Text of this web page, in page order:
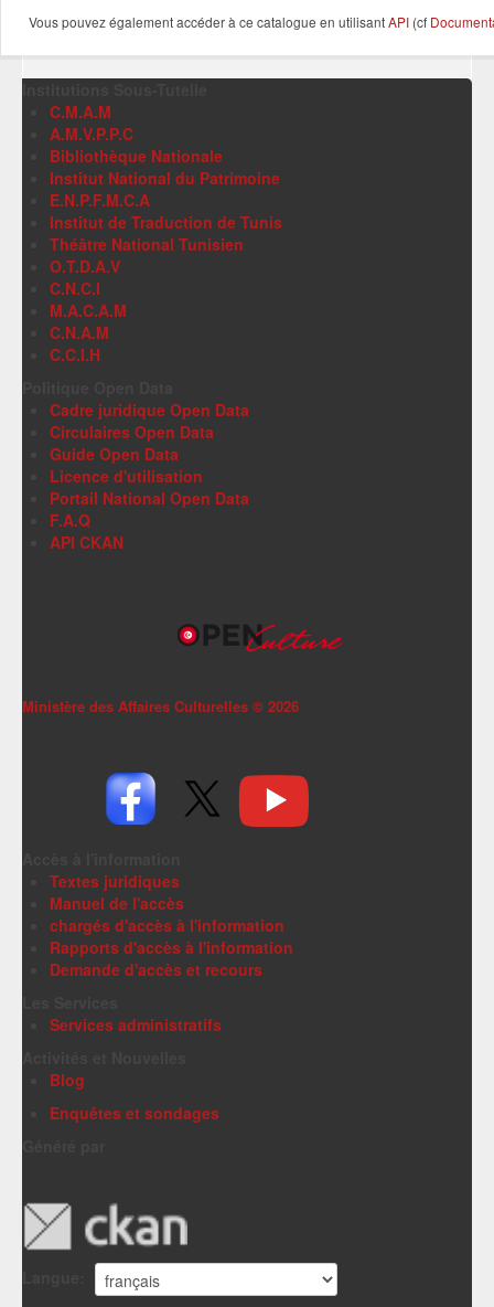
Vous pouvez également accéder à ce catalogue en utilisantAPI (cf
C.M.A.M
A.M.V.P.P.C
Bibliothèque Nationale
Institut National du Patrimoine
E.N.P.F.M.C.A
Institut de Traduction de Tunis
Théâtre National Tunisien
O.T.D.A.V
C.N.C.I
M.A.C.A.M
C.N.A.M
C.C.I.H
Cadre juridique Open Data
Circulaires Open Data
Guide Open Data
Licence d'utilisation
Portail National Open Data
F.A.Q
API CKAN
Ministère des Affaires Culturelles © 2026
Textes juridiques
Manuel de l'accès
chargés d'accès à l'information
Rapports d'accès à l'information
Demande d'accès et recours
Services administratifs
Blog
Enquêtes et sondages